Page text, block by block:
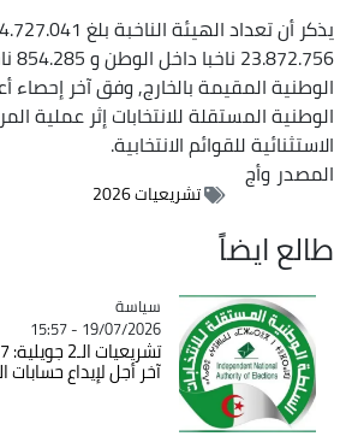
23.872.756
الوطنية المقيمة بالخارج, وفق آخر إحصاء
الوطنية المستقلة للانتخابات إثر عملية
الاستثنائية للقوائم الانتخابية.
المصدروأج
تشريعيات 2026
طالع ايضاً
Catégorie
سياسة
19/07/2026 - 15:57
آخر أجل لإيداع حسابات